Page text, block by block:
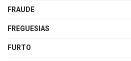
FRAUDE
FREGUESIAS
FURTO